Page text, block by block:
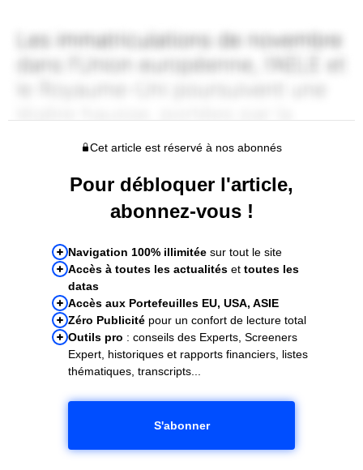
Cet article est réservé à nos abonnés
Pour débloquer l'article,
abonnez-vous !
Navigation 100% illimitée sur tout le site
Accès à toutes les actualités et toutes les
datas
Accès aux Portefeuilles EU, USA, ASIE
Zéro Publicité pour un confort de lecture total
Outils pro : conseils des Experts, Screeners
Expert, historiques et rapports financiers, listes
thématiques, transcripts...
S'abonner